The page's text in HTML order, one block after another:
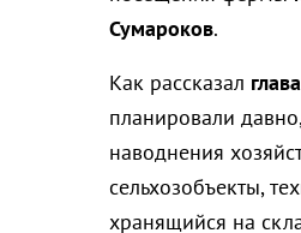
Сумароков.
Как рассказал
планировали
наводнения
сельхозобъекты,
хранящийся на